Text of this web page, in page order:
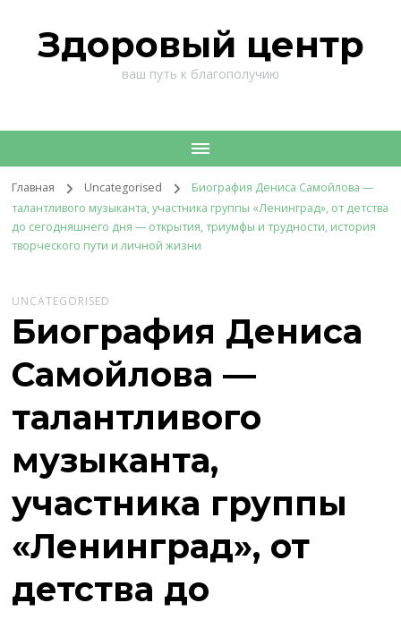
Здоровый центр
ваш путь к благополучию
Главная Uncategorised
Биография Дениса Самойлова —
талантливого музыканта, участника группы «Ленинград», от детства
до сегодняшнего дня — открытия, триумфы и трудности, история
творческого пути и личной жизни
UNCATEGORISED
Биография Дениса
Самойлова —
талантливого
музыканта,
участника группы
«Ленинград», от
детства до